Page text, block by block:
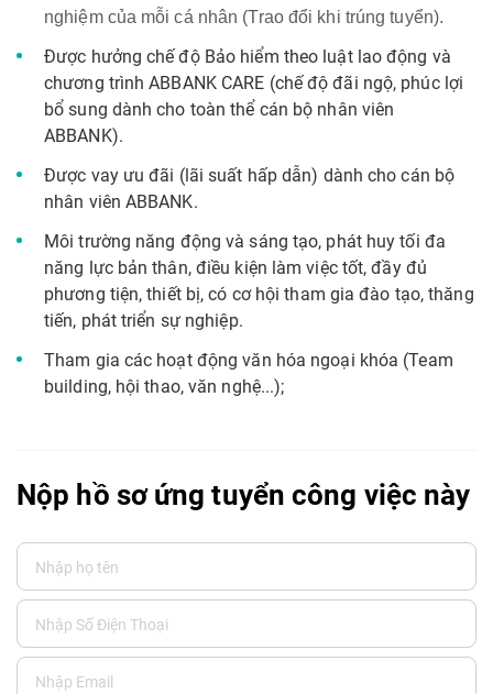
nghiệm của mỗi cá nhân (Trao đổi khi trúng tuyển).
Được hưởng chế độ Bảo hiểm theo luật lao động và
chương trình ABBANK CARE (chế độ đãi ngộ, phúc lợi
bổ sung dành cho toàn thể cán bộ nhân viên
ABBANK).
Được vay ưu đãi (lãi suất hấp dẫn) dành cho cán bộ
nhân viên ABBANK.
Môi trường năng động và sáng tạo, phát huy tối đa
năng lực bản thân, điều kiện làm việc tốt, đầy đủ
phương tiện, thiết bị, có cơ hội tham gia đào tạo, thăng
tiến, phát triển sự nghiệp.
Tham gia các hoạt động văn hóa ngoại khóa (Team
building, hội thao, văn nghệ...);
Nộp hồ sơ ứng tuyển công việc này